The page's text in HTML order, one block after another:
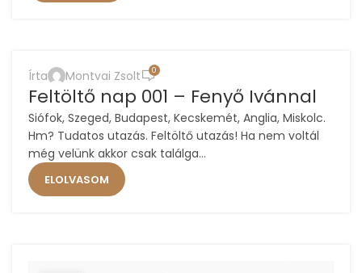
25
ÁPR
Írta Montvai Zsolt 0
Feltöltő nap 001 – Fenyő Ivánnal
Siófok, Szeged, Budapest, Kecskemét, Anglia, Miskolc.
Hm? Tudatos utazás. Feltöltő utazás! Ha nem voltál
még velünk akkor csak találga...
ELOLVASOM